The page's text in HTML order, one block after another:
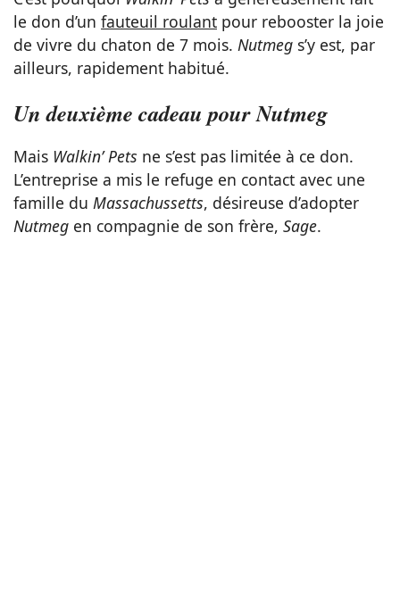
le don d’un fauteuil roulant pour rebooster la joie
de vivre du chaton de 7 mois. Nutmeg s’y est, par
ailleurs, rapidement habitué.
Un deuxième cadeau pour Nutmeg
Mais Walkin’ Pets ne s’est pas limitée à ce don.
L’entreprise a mis le refuge en contact avec une
famille du Massachussetts, désireuse d’adopter
Nutmeg en compagnie de son frère, Sage.